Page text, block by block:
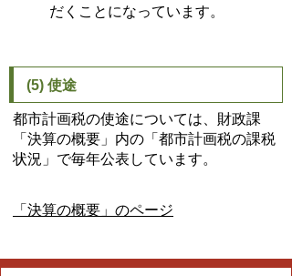
だくことになっています。
(5) 使途
都市計画税の使途については、財政課
「決算の概要」内の「都市計画税の課税
状況」で毎年公表しています。
「決算の概要」のページ